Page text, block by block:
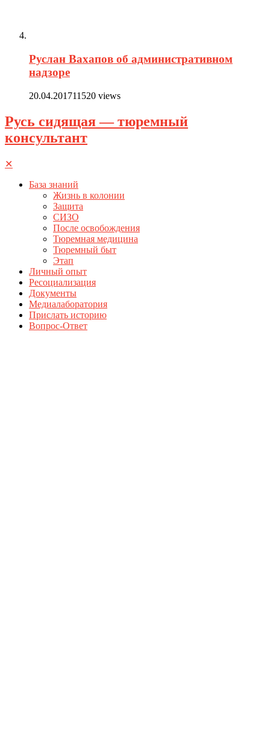
Руслан Вахапов об административном
надзоре
20.04.201711520 views
Русь сидящая — тюремный
консультант
✕
База знаний
Жизнь в колонии
Защита
СИЗО
После освобождения
Тюремная медицина
Тюремный быт
Этап
Личный опыт
Ресоциализация
Документы
Медиалаборатория
Прислать историю
Вопрос-Ответ